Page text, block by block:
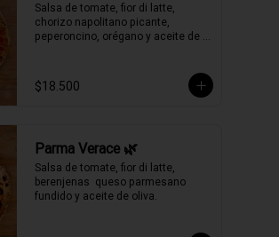
Salsa de tomate, fior di latte,
chorizo napolitano picante,
peperoncino, orégano y aceite de
$18.500
Parma Verace 🌿
Salsa de tomate, fior di latte,
berenjenas  queso parmesano
fundido y aceite de oliva.